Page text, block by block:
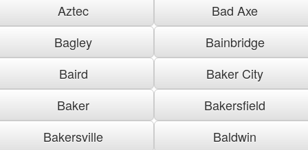
Aztec
Bad Axe
Bagley
Bainbridge
Baird
Baker City
Baker
Bakersfield
Bakersville
Baldwin